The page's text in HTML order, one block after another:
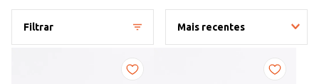
Filtrar Mais recentes